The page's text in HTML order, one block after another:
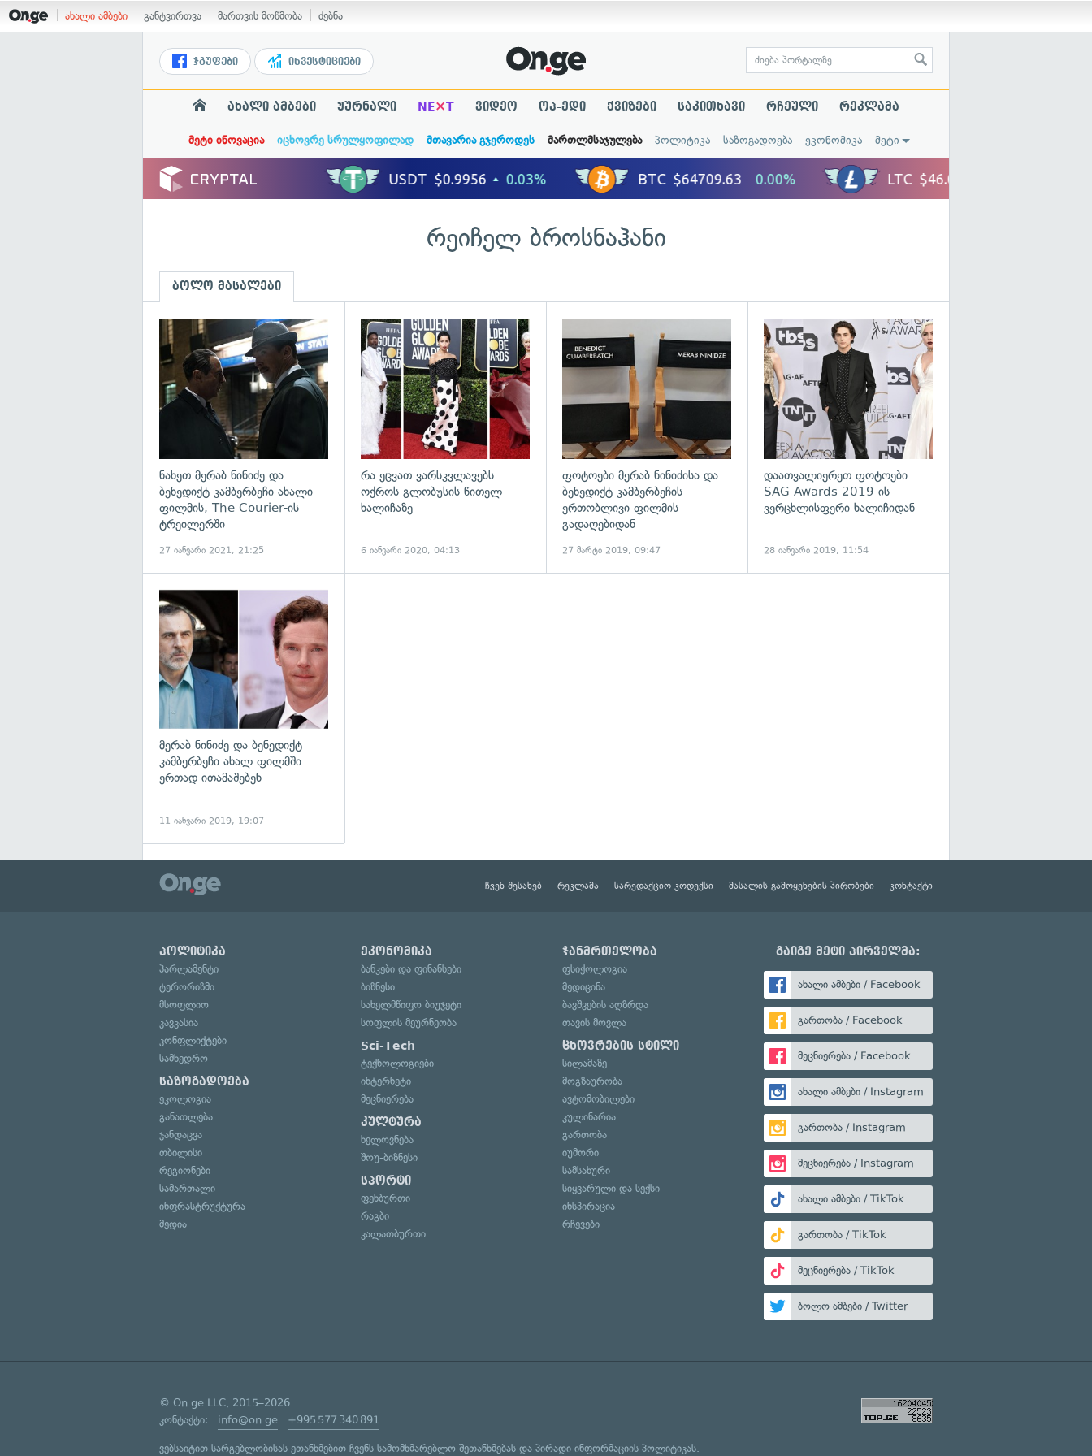
ახალი ამბები განტვირთვა მართვის მოწმობა ძებნა
ჯგუფები ინვესტიციები
ახალი ამბები ჟურნალი NE×T ვიდეო ოპ-ედი ქვიზები საკითხავი რჩეული რეკლამა
მეტი ინოვაცია იცხოვრე სრულყოფილად მთავარია გჯეროდეს მართლმსაჯულება პოლიტიკა საზოგადოება ეკონომიკა მეტი
რეიჩელ ბროსნაჰანი
ბოლო მასალები
გადახედვა
ნახეთ მერაბ ნინიძე და
ბენედიქტ კამბერბეჩი ახალი
ფილმის, The Courier-ის
ტრეილერში
27 იანვარი 2021, 21:25
რა ეცვათ ვარსკვლავებს
ოქროს გლობუსის წითელ
ხალიჩაზე
6 იანვარი 2020, 04:13
ფოტოები მერაბ ნინიძისა და
ბენედიქტ კამბერბეჩის
ერთობლივი ფილმის
გადაღებიდან
27 მარტი 2019, 09:47
დაათვალიერეთ ფოტოები
SAG Awards 2019-ის
ვერცხლისფერი ხალიჩიდან
28 იანვარი 2019, 11:54
მერაბ ნინიძე და ბენედიქტ
კამბერბეჩი ახალ ფილმში
ერთად ითამაშებენ
11 იანვარი 2019, 19:07
ჩვენ შესახებ რეკლამა სარედაქციო კოდექსი მასალის გამოყენების პირობები კონტაქტი
პოლიტიკა
პარლამენტი
ტერორიზმი
მსოფლიო
კავკასია
კონფლიქტები
სამხედრო
საზოგადოება
ეკოლოგია
განათლება
ჯანდაცვა
თბილისი
რეგიონები
სამართალი
ინფრასტრუქტურა
მედია
ეკონომიკა
ბანკები და ფინანსები
ბიზნესი
სახელმწიფო ბიუჯეტი
სოფლის მეურნეობა
Sci-Tech
ტექნოლოგიები
ინტერნეტი
მეცნიერება
კულტურა
ხელოვნება
შოუ-ბიზნესი
სპორტი
ფეხბურთი
რაგბი
კალათბურთი
ჯანმრთელობა
ფსიქოლოგია
მედიცინა
ბავშვების აღზრდა
თავის მოვლა
ცხოვრების სტილი
სილამაზე
მოგზაურობა
ავტომობილები
კულინარია
გართობა
იუმორი
სამსახური
სიყვარული და სექსი
ინსპირაცია
რჩევები
გაიგე მეტი პირველმა:
ახალი ამბები / Facebook
გართობა / Facebook
მეცნიერება / Facebook
ახალი ამბები / Instagram
გართობა / Instagram
მეცნიერება / Instagram
ახალი ამბები / TikTok
გართობა / TikTok
მეცნიერება / TikTok
ბოლო ამბები / Twitter
© On.ge LLC, 2015–2026
კონტაქტი: info@on.ge +995 577 340 891
ვებსაიტით სარგებლობისას ეთანხმებით ჩვენს სამომხმარებლო შეთანხმებას და პირადი ინფორმაციის პოლიტიკას